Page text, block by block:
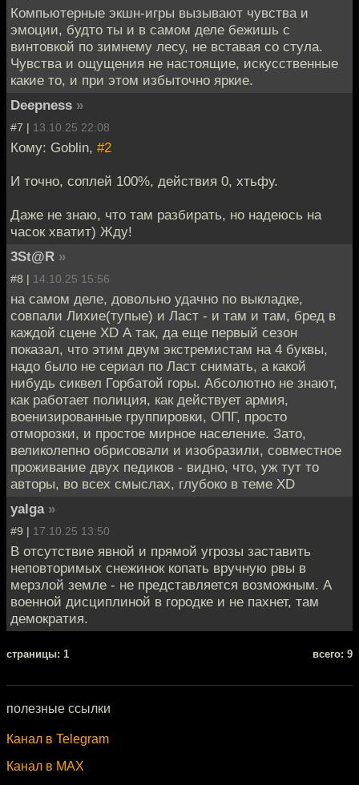
Компьютерные экшн-игры вызывают чувства и
эмоции, будто ты и в самом деле бежишь с
винтовкой по зимнему лесу, не вставая со стула.
Чувства и ощущения не настоящие, искусственные
какие то, и при этом избыточно яркие.
Deepness »
#7 | 13.10.25 22:08
Кому: Goblin, #2
И точно, соплей 100%, действия 0, хтьфу.
Даже не знаю, что там разбирать, но надеюсь на
часок хватит) Жду!
3St@R »
#8 | 14.10.25 15:56
на самом деле, довольно удачно по выкладке,
совпали Лихие(тупые) и Ласт - и там и там, бред в
каждой сцене XD А так, да еще первый сезон
показал, что этим двум экстремистам на 4 буквы,
надо было не сериал по Ласт снимать, а какой
нибудь сиквел Горбатой горы. Абсолютно не знают,
как работает полиция, как действует армия,
военизированные группировки, ОПГ, просто
отморозки, и простое мирное население. Зато,
великолепно обрисовали и изобразили, совместное
проживание двух педиков - видно, что, уж тут то
авторы, во всех смыслах, глубоко в теме XD
yalga »
#9 | 17.10.25 13:50
В отсутствие явной и прямой угрозы заставить
неповторимых снежинок копать вручную рвы в
мерзлой земле - не представляется возможным. А
военной дисциплиной в городке и не пахнет, там
демократия.
cтраницы: 1 всего: 9
полезные ссылки
Канал в Telegram
Канал в MAX